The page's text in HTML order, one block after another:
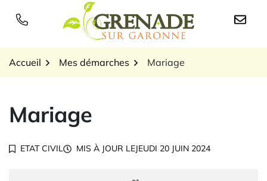
Logo Grenade sur
Accueil Mes démarches Mariage
Mariage
ETAT CIVIL MIS À JOUR LEJEUDI 20 JUIN 2024